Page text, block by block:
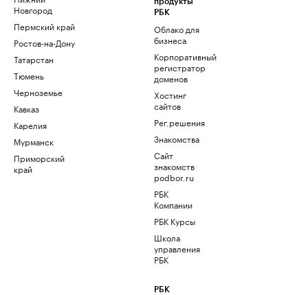
Новгород
Пермский край
Ростов-на-Дону
Татарстан
Тюмень
Черноземье
Кавказ
Карелия
Мурманск
Приморский
край
РБК
Облако для
бизнеса
Корпоративный
регистратор
доменов
Хостинг
сайтов
Рег.решения
Знакомства
Сайт
знакомств
podbor.ru
РБК
Компании
РБК Курсы
Школа
управления
РБК
РБК